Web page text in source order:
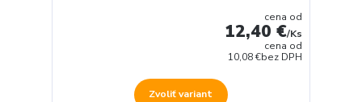
cena od
12,40 €/Ks
cena od
10,08 €bez DPH
Zvoliť variant